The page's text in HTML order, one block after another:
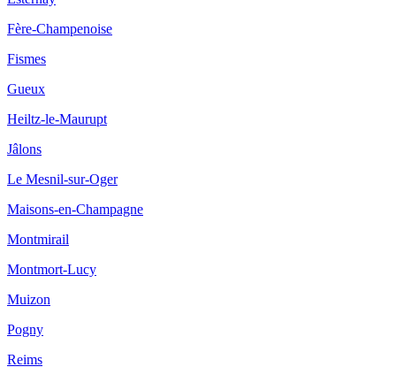
Fère-Champenoise
Fismes
Gueux
Heiltz-le-Maurupt
Jâlons
Le Mesnil-sur-Oger
Maisons-en-Champagne
Montmirail
Montmort-Lucy
Muizon
Pogny
Reims